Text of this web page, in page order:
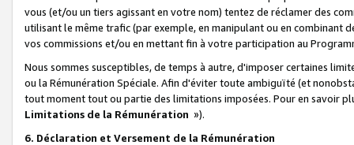
vous (et/ou un tiers agissant en votre nom) tentez de réclamer des
utilisant le même trafic (par exemple, en manipulant ou en combinant
vos commissions et/ou en mettant fin à votre participation au
Nous sommes susceptibles, de temps à autre, d'imposer certaines
ou la Rémunération Spéciale. Afin d'éviter toute ambiguïté (et
tout moment tout ou partie des limitations imposées. Pour en savoir
Limitations de la Rémunération »).
6. Déclaration et Versement de la Rémunération